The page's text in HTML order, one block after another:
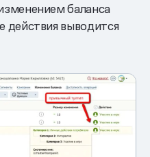
баланса
действия выводится